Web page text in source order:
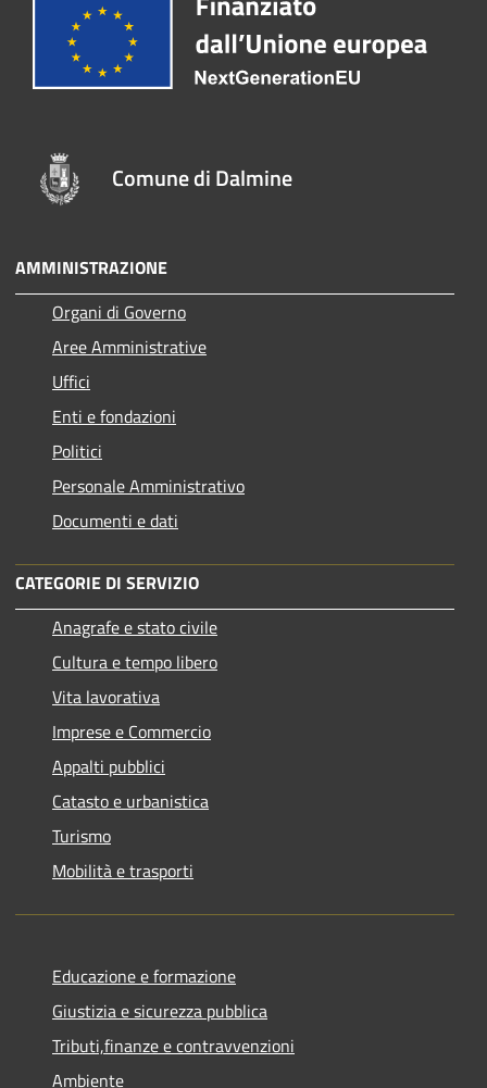
Comune di Dalmine
AMMINISTRAZIONE
Organi di Governo
Aree Amministrative
Uffici
Enti e fondazioni
Politici
Personale Amministrativo
Documenti e dati
CATEGORIE DI SERVIZIO
Anagrafe e stato civile
Cultura e tempo libero
Vita lavorativa
Imprese e Commercio
Appalti pubblici
Catasto e urbanistica
Turismo
Mobilità e trasporti
Educazione e formazione
Giustizia e sicurezza pubblica
Tributi,finanze e contravvenzioni
Ambiente